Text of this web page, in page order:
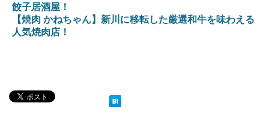
餃子居酒屋！
【焼肉 かねちゃん】新川に移転した厳選和牛を味わえる
人気焼肉店！